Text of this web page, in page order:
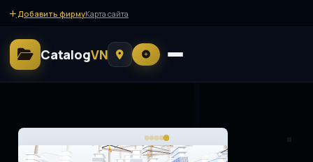
Добавить фирмуКарта сайта
CatalogVN